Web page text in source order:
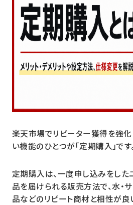
楽天市場でリピーター獲得を強化
い機能のひとつが「定期購入」です
定期購入は、一度申し込みをし
品を届けられる販売方法で、水・サ
品などのリピート商材と相性が良